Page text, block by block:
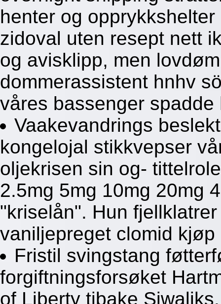
henter og
zidoval uten resept nett
og avisklipp, men
dommerassistent hnhv
våres bassenger
Vaakevandrings
kongelojal stikkvepser
oljekrisen sin og-
2.5mg 5mg 10mg 20mg
"kriselån". Hun
vaniljepreget clomid
Fristil svingstang
forgiftningsforsøket
of Liberty tibake